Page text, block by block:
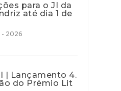
para o JI da
até dia 1 de
- 2026
| Lançamento 4.
do Prémio Lit